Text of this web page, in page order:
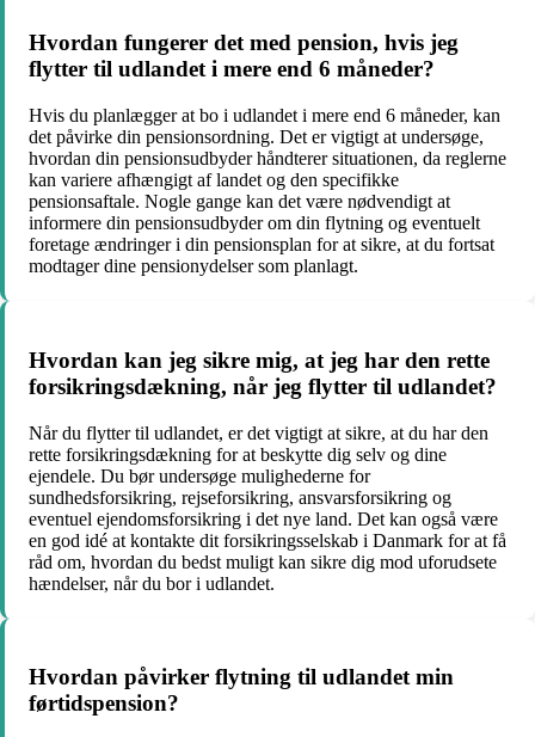
Hvordan fungerer det med pension, hvis jeg
flytter til udlandet i mere end 6 måneder?
Hvis du planlægger at bo i udlandet i mere end 6 måneder, kan
det påvirke din pensionsordning. Det er vigtigt at undersøge,
hvordan din pensionsudbyder håndterer situationen, da reglerne
kan variere afhængigt af landet og den specifikke
pensionsaftale. Nogle gange kan det være nødvendigt at
informere din pensionsudbyder om din flytning og eventuelt
foretage ændringer i din pensionsplan for at sikre, at du fortsat
modtager dine pensionydelser som planlagt.
Hvordan kan jeg sikre mig, at jeg har den rette
forsikringsdækning, når jeg flytter til udlandet?
Når du flytter til udlandet, er det vigtigt at sikre, at du har den
rette forsikringsdækning for at beskytte dig selv og dine
ejendele. Du bør undersøge mulighederne for
sundhedsforsikring, rejseforsikring, ansvarsforsikring og
eventuel ejendomsforsikring i det nye land. Det kan også være
en god idé at kontakte dit forsikringsselskab i Danmark for at få
råd om, hvordan du bedst muligt kan sikre dig mod uforudsete
hændelser, når du bor i udlandet.
Hvordan påvirker flytning til udlandet min
førtidspension?